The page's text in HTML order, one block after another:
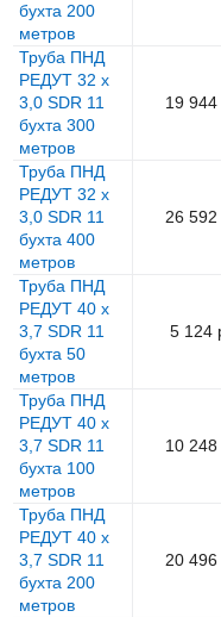
бухта 200
метров
Труба ПНД
РЕДУТ 32 х
3,0 SDR 11
бухта 300
метров
19 944
Труба ПНД
РЕДУТ 32 х
3,0 SDR 11
бухта 400
метров
26 592
Труба ПНД
РЕДУТ 40 х
3,7 SDR 11
бухта 50
метров
5 124
Труба ПНД
РЕДУТ 40 х
3,7 SDR 11
бухта 100
метров
10 248
Труба ПНД
РЕДУТ 40 х
3,7 SDR 11
бухта 200
метров
20 496